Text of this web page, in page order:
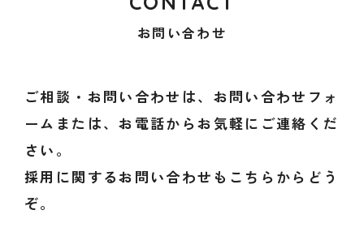
お問い合わせ
ご相談・お問い合わせは、お問い合わせフォ
ームまたは、お電話からお気軽にご連絡くだ
さい。
採用に関するお問い合わせもこちらからどう
ぞ。